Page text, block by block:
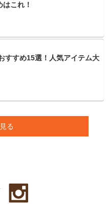
これ！
すすめ15選！人気アイテム大
る